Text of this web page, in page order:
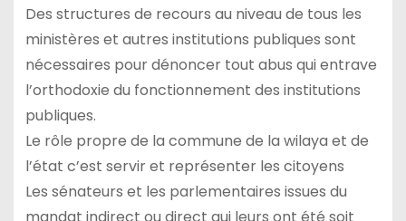
Des structures de recours au niveau de tous les
ministères et autres institutions publiques sont
nécessaires pour dénoncer tout abus qui entrave
l’orthodoxie du fonctionnement des institutions
publiques.
Le rôle propre de la commune de la wilaya et de
l’état c’est servir et représenter les citoyens
Les sénateurs et les parlementaires issues du
mandat indirect ou direct qui leurs ont été soit